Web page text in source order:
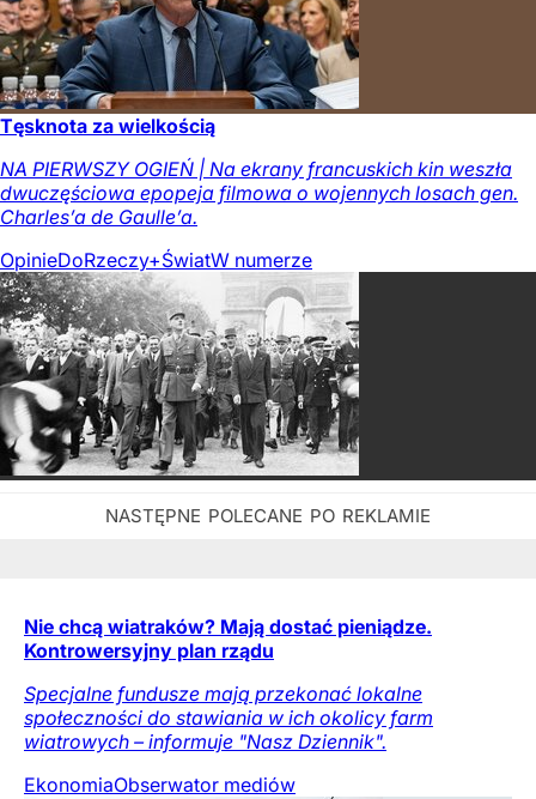
Tęsknota za wielkością
NA PIERWSZY OGIEŃ | Na ekrany francuskich kin weszła
dwuczęściowa epopeja filmowa o wojennych losach gen.
Charles’a de Gaulle’a.
OpinieDoRzeczy+ŚwiatW numerze
Nie chcą wiatraków? Mają dostać pieniądze.
Kontrowersyjny plan rządu
Specjalne fundusze mają przekonać lokalne
społeczności do stawiania w ich okolicy farm
wiatrowych – informuje "Nasz Dziennik".
EkonomiaObserwator mediów